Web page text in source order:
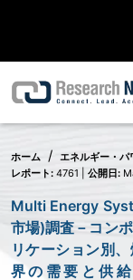
ホーム エネルギー・パ
レポート: 4761 | 公開日:
Multi Energy
市場)調査－コン
リケーション別
界の需要と供